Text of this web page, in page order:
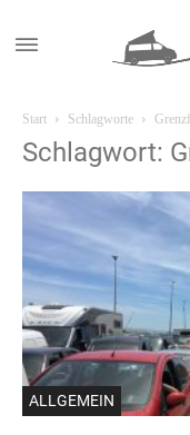
Start Schlagworte
Schlagwort:
ALLGEMEIN